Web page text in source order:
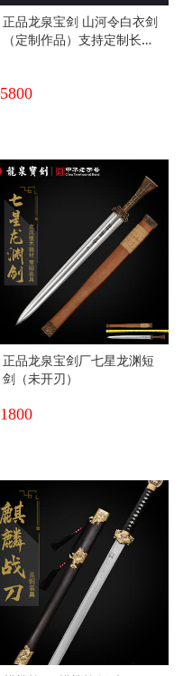
正品龙泉宝剑 山河令白衣剑
（定制作品）支持定制长度
5800
正品龙泉宝剑厂七星龙渊短
剑（未开刃）
1800